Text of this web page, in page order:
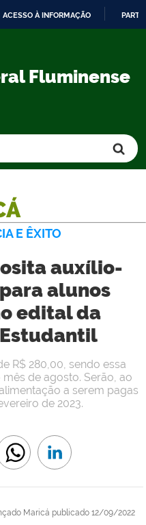
ACESSO À INFORMAÇÃO
Fluminense
E ÊXITO
auxílio-
alunos
edital da
Maricá publicado 12/09/2022
R$ 280,00, sendo essa
de agosto. Serão, ao
a serem pagas
de 2023.